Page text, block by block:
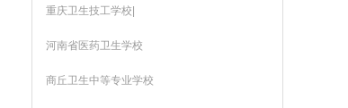
重庆卫生技工学校|
河南省医药卫生学校
商丘卫生中等专业学校